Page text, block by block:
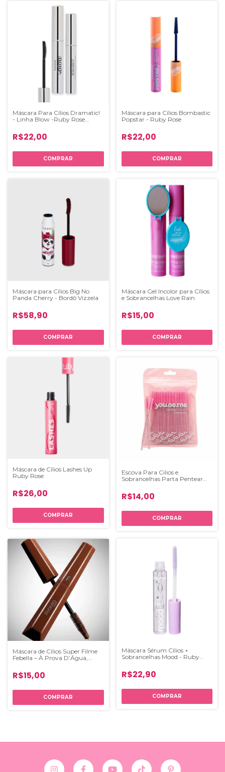
Máscara Para Cílios Dramatic!
- Linha Blow -Ruby Rose
R$22,00
Máscara para Cílios Bombastic
Popstar - Ruby Rose
R$22,00
Máscara para Cílios Big No
Panda Cherry - Bordô Vizzela
R$58,90
Máscara Gel Incolor para Cílios
e Sobrancelhas Love Rain
R$15,00
Máscara de Cílios Lashes Up
Ruby Rose
R$26,00
Escova Para Cilios e
Sobrancelhas Parta Pentear
Rosa
R$14,00
Máscara de Cílios Super Filme
Febella – À Prova D’Água,
R$15,00
Máscara Sérum Cílios +
Sobrancelhas Mood - Ruby
R$22,90